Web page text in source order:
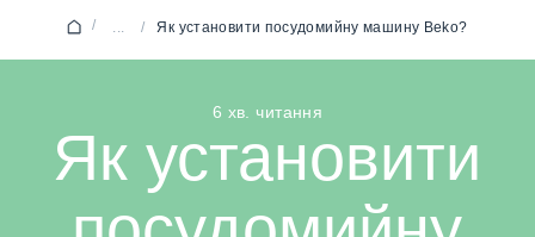
/ ... / Як установити посудомийну машину Beko?
6 хв. читання
Як установити